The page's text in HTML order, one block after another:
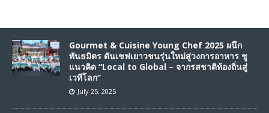
Gourmet & Cuisine Young Chef 2025 ผนึก
พันธมิตร ดันเชฟเยาวชนรุ่นใหม่สู่วงการอาหาร ชู
แนวคิด “Local to Global – จากรสชาติท้องถิ่นสู่
เวทีโลก”
July 25, 2025